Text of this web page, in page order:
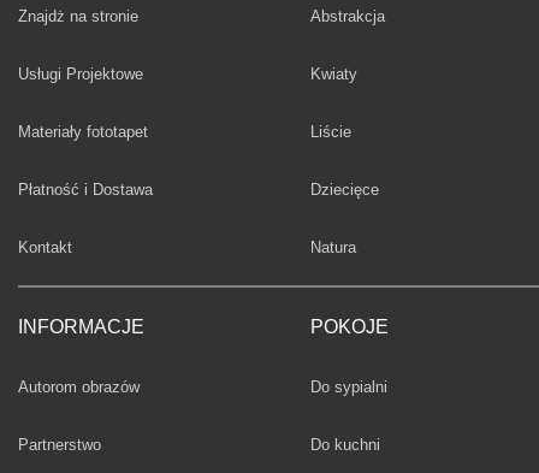
Znajdż na stronie
Usługi Projektowe
Materiały fototapet
Płatność i Dostawa
Kontakt
INFORMACJE
Autorom obrazów
Partnerstwo
Fototapety
Abstrakcja
Fototapety
Kwiaty
Fototapety
Liście
Fototapety
Dziecięce
Fototapety
Natura
POKOJE
Fototapety
Do sypialni
Fototapety
Do kuchni